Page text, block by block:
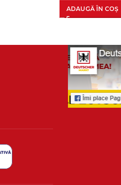
ADAUGĂ ÎN COȘ